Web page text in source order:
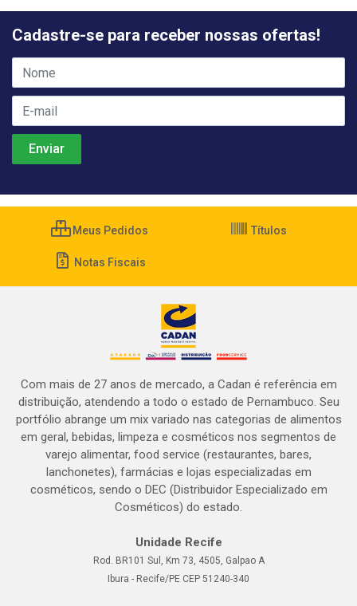
Cadastre-se para receber nossas ofertas!
Meus Pedidos Títulos
Notas Fiscais
Com mais de 27 anos de mercado, a Cadan é referência em
distribuição, atendendo a todo o estado de Pernambuco. Seu
portfólio abrange um mix variado nas categorias de alimentos
em geral, bebidas, limpeza e cosméticos nos segmentos de
varejo alimentar, food service (restaurantes, bares,
lanchonetes), farmácias e lojas especializadas em
cosméticos, sendo o DEC (Distribuidor Especializado em
Cosméticos) do estado.
Unidade Recife
Rod. BR101 Sul, Km 73, 4505, Galpao A
Ibura - Recife/PE CEP 51240-340